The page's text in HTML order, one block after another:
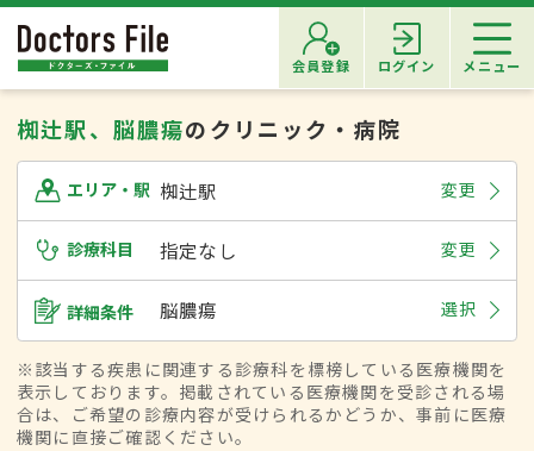
会員登録 ログイン メニュー
椥辻駅、脳膿瘍のクリニック・病院
エリア・駅 椥辻駅 変更
診療科目 指定なし 変更
詳細条件 脳膿瘍 選択
※該当する疾患に関連する診療科を標榜している医療機関を
表示しております。掲載されている医療機関を受診される場
合は、ご希望の診療内容が受けられるかどうか、事前に医療
機関に直接ご確認ください。